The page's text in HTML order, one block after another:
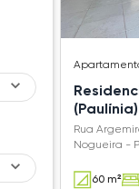
Nogueira
Rua
Nogueira -
60 m²